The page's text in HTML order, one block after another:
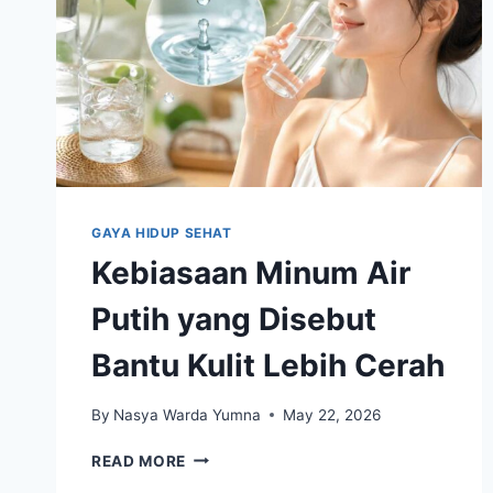
GAYA HIDUP SEHAT
Kebiasaan Minum Air
Putih yang Disebut
Bantu Kulit Lebih Cerah
By Nasya Warda Yumna May 22, 2026
READ MORE KEBIASAAN